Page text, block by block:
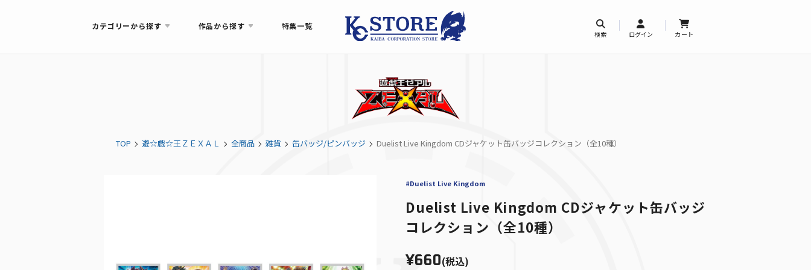
カテゴリーから探す 作品から探す 特集一覧
検索 ログイン カート
TOP 遊☆戯☆王ＺＥＸＡＬ 全商品 雑貨 缶バッジ/ピンバッジ Duelist Live Kingdom CDジャケット缶バッジコレクション（全10種）
#Duelist Live Kingdom
Duelist Live Kingdom CDジャケット缶バッジ
コレクション（全10種）
¥660(税込)